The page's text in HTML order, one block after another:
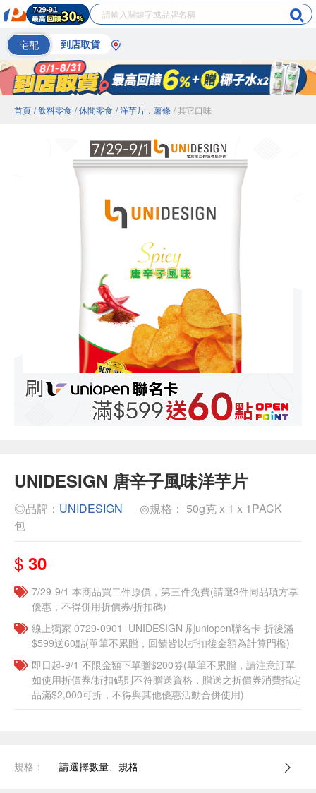
宅配 到店取貨
首頁 / 飲料零食 / 休閒零食 / 洋芋片．薯條 / 其它口味
UNIDESIGN 唐辛子風味洋芋片
◎品牌： UNIDESIGN
◎規格： 50g克 x 1 x 1PACK
包
$ 30
7/29-9/1 本商品買二件原價，第三件免費(請選3件同品項方享
優惠，不得併用折價券/折扣碼)
線上獨家 0729-0901_UNIDESIGN​ 刷uniopen聯名卡 折後滿
$599送60點(單筆不累贈，回饋皆以折扣後金額為計算門檻)
即日起-9/1 不限金額下單贈$200券(單筆不累贈，請注意訂單
如使用折價券/折扣碼則不符贈送資格，贈送之折價券消費指定
品滿$2,000可折，不得與其他優惠活動合併使用)
規格： 請選擇數量、規格